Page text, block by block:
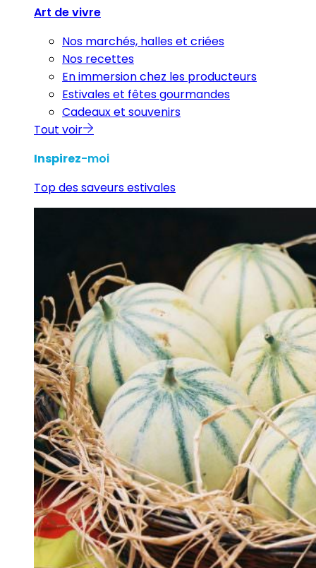
Art de vivre
Nos marchés, halles et criées
Nos recettes
En immersion chez les producteurs
Estivales et fêtes gourmandes
Cadeaux et souvenirs
Tout voir
Inspirez-moi
Top des saveurs estivales